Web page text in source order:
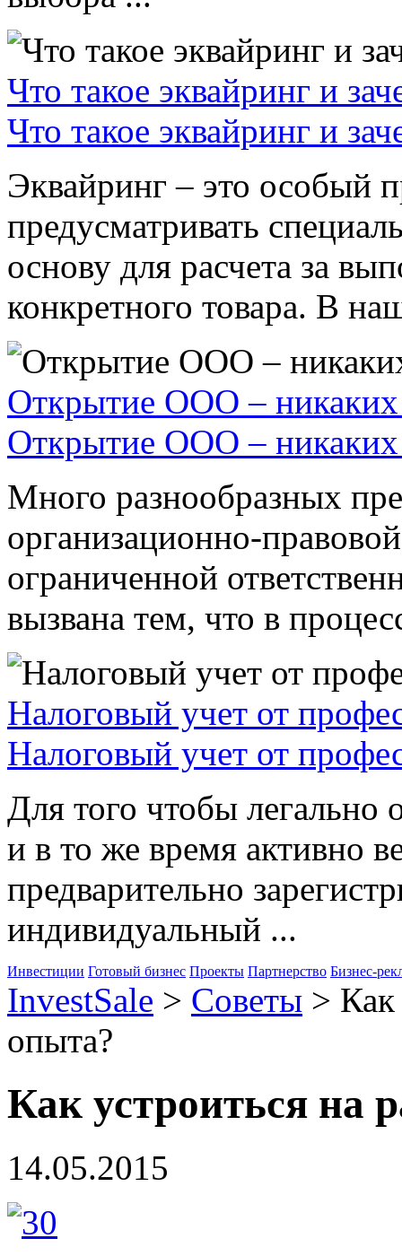
Что такое эквайринг и
Что такое эквайринг и
Эквайринг – это особый
предусматривать
основу для расчета за
конкретного товара. В
Открытие ООО – никаких
Открытие ООО – никаких
Много разнообразных
организационно-
ограниченной
вызвана тем, что в
Налоговый учет от
Налоговый учет от
Для того чтобы легально
и в то же время активно
предварительно
индивидуальный ...
Инвестиции Готовый бизнес Проекты Партнерство Бизнес-
InvestSale > Советы > Как
опыта?
Как устроиться на
14.05.2015